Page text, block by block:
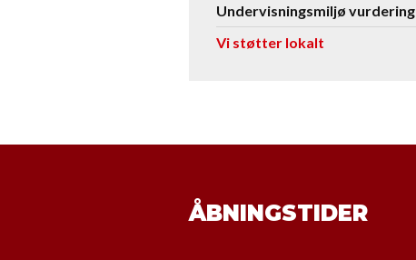
Undervisningsmiljø vurdering
Vi støtter lokalt
ÅBNINGSTIDER